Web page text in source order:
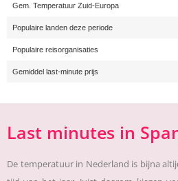
Gem. Temperatuur Zuid-Europa
Populaire landen deze periode
Populaire reisorganisaties
Gemiddel last-minute prijs
Last minutes in
De temperatuur in Nederland is bijna